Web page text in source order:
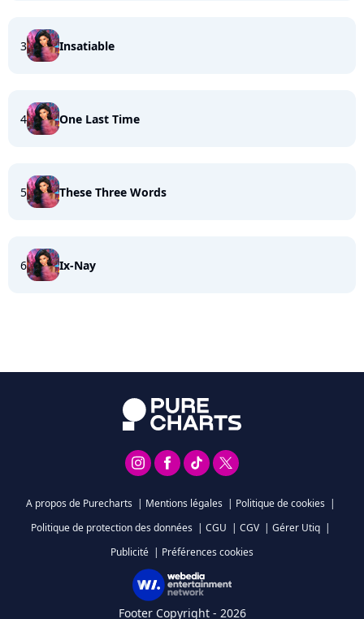
3 Insatiable
4 One Last Time
5 These Three Words
6 Ix-Nay
A propos de Purecharts | Mentions légales | Politique de cookies |
Politique de protection des données | CGU | CGV | Gérer Utiq |
Publicité | Préférences cookies
Footer Copyright - 2026